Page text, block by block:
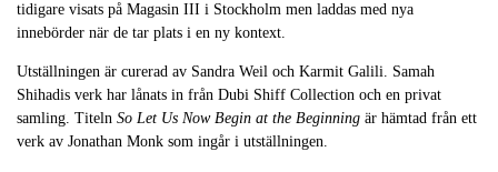
tidigare visats på Magasin III i Stockholm men laddas med nya
innebörder när de tar plats i en ny kontext.
Utställningen är curerad av Sandra Weil och Karmit Galili. Samah
Shihadis verk har lånats in från Dubi Shiff Collection och en privat
samling. Titeln So Let Us Now Begin at the Beginning är hämtad från ett
verk av Jonathan Monk som ingår i utställningen.